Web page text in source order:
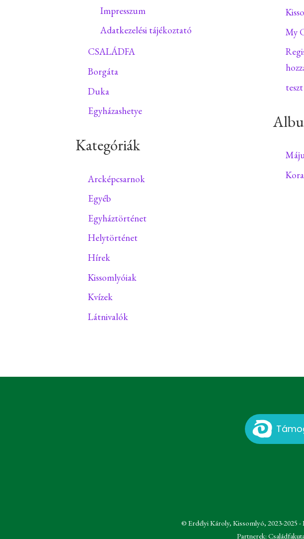
Impresszum
Adatkezelési tájékoztató
CSALÁDFA
Borgáta
Duka
Egyházashetye
Kategóriák
Arcképcsarnok
Egyéb
Egyháztörténet
Helytörténet
Hírek
Kissomlyóiak
Kvízek
Látnivalók
My
teszt
© Erdélyi Károly, Kissomlyó, 2023-2025 -
Partnerek: